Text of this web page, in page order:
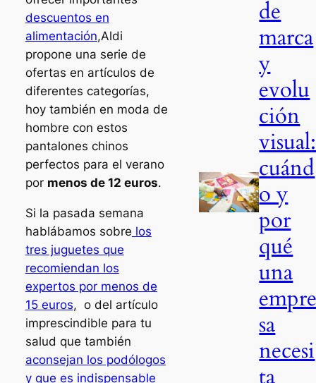
descuentos en
alimentación,Aldi
propone una serie de
ofertas en artículos de
diferentes categorías,
hoy también en moda de
hombre con estos
pantalones chinos
perfectos para el verano
por menos de 12 euros.
Si la pasada semana
hablábamos sobre los
tres juguetes que
recomiendan los
expertos por menos de
15 euros, o del artículo
imprescindible para tu
salud que también
aconsejan los podólogos
y que es indispensable
de
marca
y
evolu
ción
visual:
cuánd
o y
por
qué
una
sa
necesi
ta